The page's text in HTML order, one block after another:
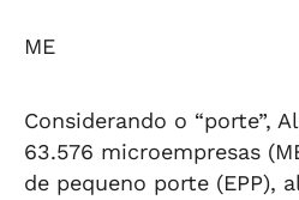
ME
Considerando o “porte”,
63.576 microempresas
de pequeno porte (EPP),